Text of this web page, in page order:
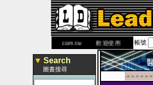
www.leaderbook.com.tw歡迎使用 國民旅遊卡！！
帳號
▼ Search
圖書搜尋
-■ ■ ■ ■ ■ ■